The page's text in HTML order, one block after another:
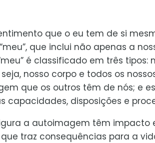
que o eu tem de si
que inclui não apenas a
é classificado em três tipos:
nosso corpo e todos os
que os outros têm de nós; e
capacidades, disposições e
a autoimagem têm impacto
traz consequências para a